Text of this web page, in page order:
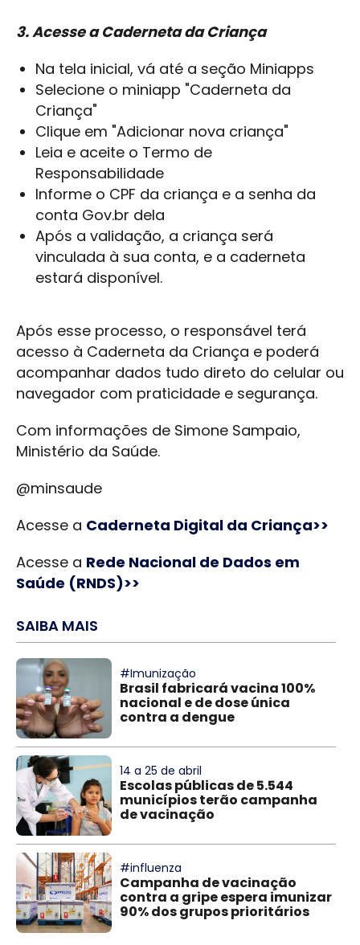
3. Acesse a Caderneta da Criança
Na tela inicial, vá até a seção Miniapps
Selecione o miniapp "Caderneta da
Criança"
Clique em "Adicionar nova criança"
Leia e aceite o Termo de
Responsabilidade
Informe o CPF da criança e a senha da
conta Gov.br dela
Após a validação, a criança será
vinculada à sua conta, e a caderneta
estará disponível.
Após esse processo, o responsável terá
acesso à Caderneta da Criança e poderá
acompanhar dados tudo direto do celular ou
navegador com praticidade e segurança.
Com informações de Simone Sampaio,
Ministério da Saúde.
@minsaude
Acesse a Caderneta Digital da Criança>>
Acesse a Rede Nacional de Dados em
Saúde (RNDS)>>
SAIBA MAIS
#Imunização
Brasil fabricará vacina 100%
nacional e de dose única
contra a dengue
14 a 25 de abril
Escolas públicas de 5.544
municípios terão campanha
de vacinação
#influenza
Campanha de vacinação
contra a gripe espera imunizar
90% dos grupos prioritários